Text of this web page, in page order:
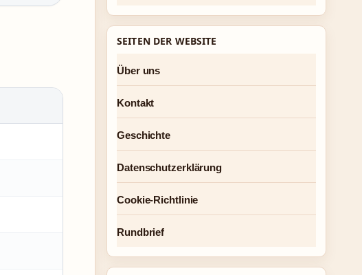
SEITEN DER WEBSITE
Über uns
Kontakt
Geschichte
Datenschutzerklärung
Cookie-Richtlinie
Rundbrief